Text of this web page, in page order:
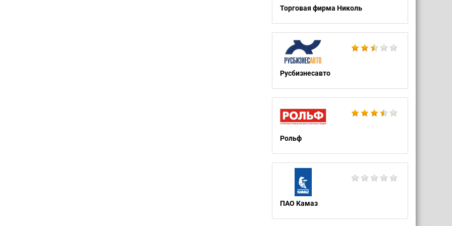
Торговая фирма Николь
Русбизнесавто
Рольф
ПАО Камаз